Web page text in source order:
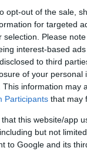
opt-out of the sale,
for targeted
selection. Please
interest-based
to third
of your personal
This information may
Participants that may
that this website/app
but not
to Google and its
Skräp. Efter